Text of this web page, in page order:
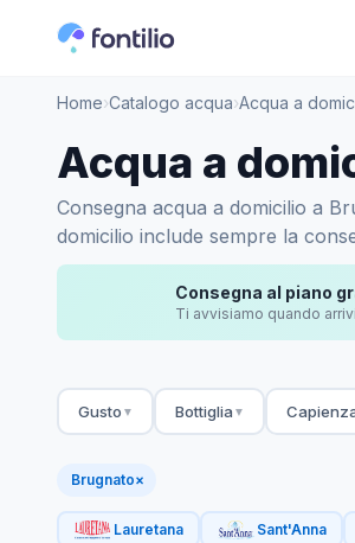
Home›Catalogo acqua›Acqua a
Acqua a
Consegna acqua a domicilio a
domicilio include sempre la
Consegna al piano
Ti avvisiamo quando
Gusto ▼ Bottiglia ▼
Brugnato×
Lauretana Sant'Anna